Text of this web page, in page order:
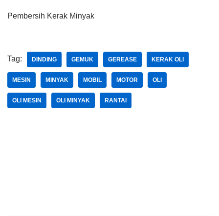
Pembersih Kerak Minyak
Tag: DINDING GEMUK GEREASE KERAK OLI
MESIN MINYAK MOBIL MOTOR OLI
OLI MESIN OLI MINYAK RANTAI